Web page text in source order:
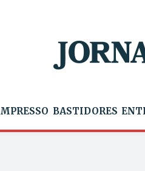
BASTIDORES